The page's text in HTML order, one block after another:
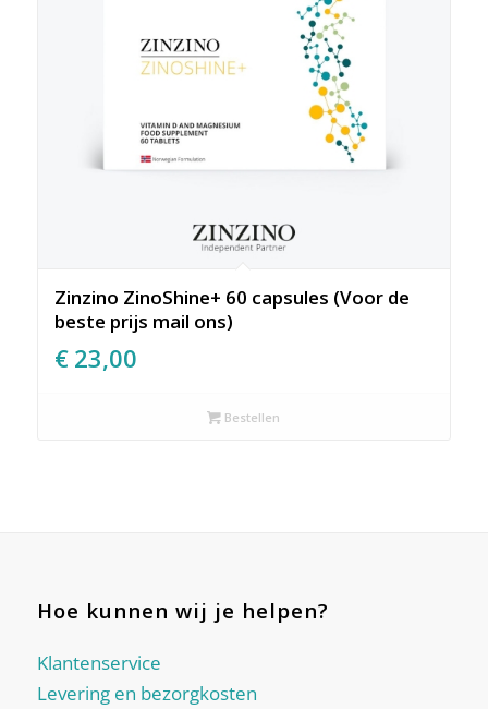
Zinzino ZinoShine+ 60 capsules (Voor de
beste prijs mail ons)
€ 23,00
Bestellen
Hoe kunnen wij je helpen?
Klantenservice
Levering en bezorgkosten